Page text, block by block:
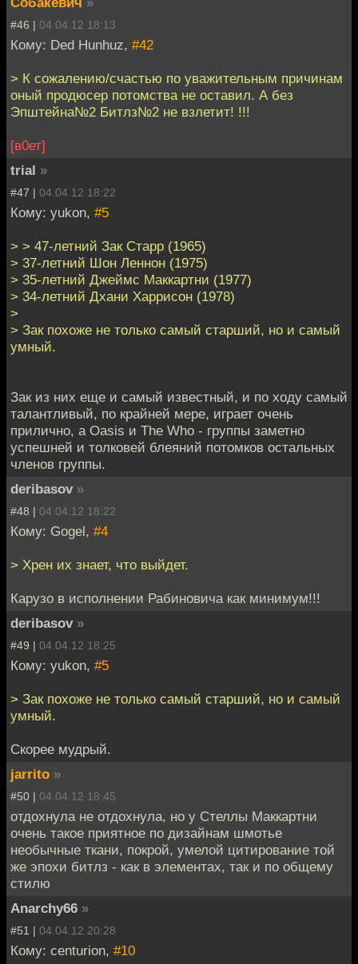
#46 | 04.04.12 18:13
Кому: Ded Hunhuz, #42
> К сожалению/счастью по уважительным причинам
оный продюсер потомства не оставил. А без
Эпштейна№2 Битлз№2 не взлетит! !!!
[в0ет]
trial »
#47 | 04.04.12 18:22
Кому: yukon, #5
> > 47-летний Зак Старр (1965)
> 37-летний Шон Леннон (1975)
> 35-летний Джеймс Маккартни (1977)
> 34-летний Дхани Харрисон (1978)
>
> Зак похоже не только самый старший, но и самый
умный.
Зак из них еще и самый известный, и по ходу самый
талантливый, по крайней мере, играет очень
прилично, а Oasis и The Who - группы заметно
успешней и толковей блеяний потомков остальных
членов группы.
deribasov »
#48 | 04.04.12 18:22
Кому: Gogel, #4
> Хрен их знает, что выйдет.
Карузо в исполнении Рабиновича как минимум!!!
deribasov »
#49 | 04.04.12 18:25
Кому: yukon, #5
> Зак похоже не только самый старший, но и самый
умный.
Скорее мудрый.
jarrito »
#50 | 04.04.12 18:45
отдохнула не отдохнула, но у Стеллы Маккартни
очень такое приятное по дизайнам шмотье
необычные ткани, покрой, умелой цитирование той
же эпохи битлз - как в элементах, так и по общему
стилю
Anarchy66 »
#51 | 04.04.12 20:28
Кому: centurion, #10